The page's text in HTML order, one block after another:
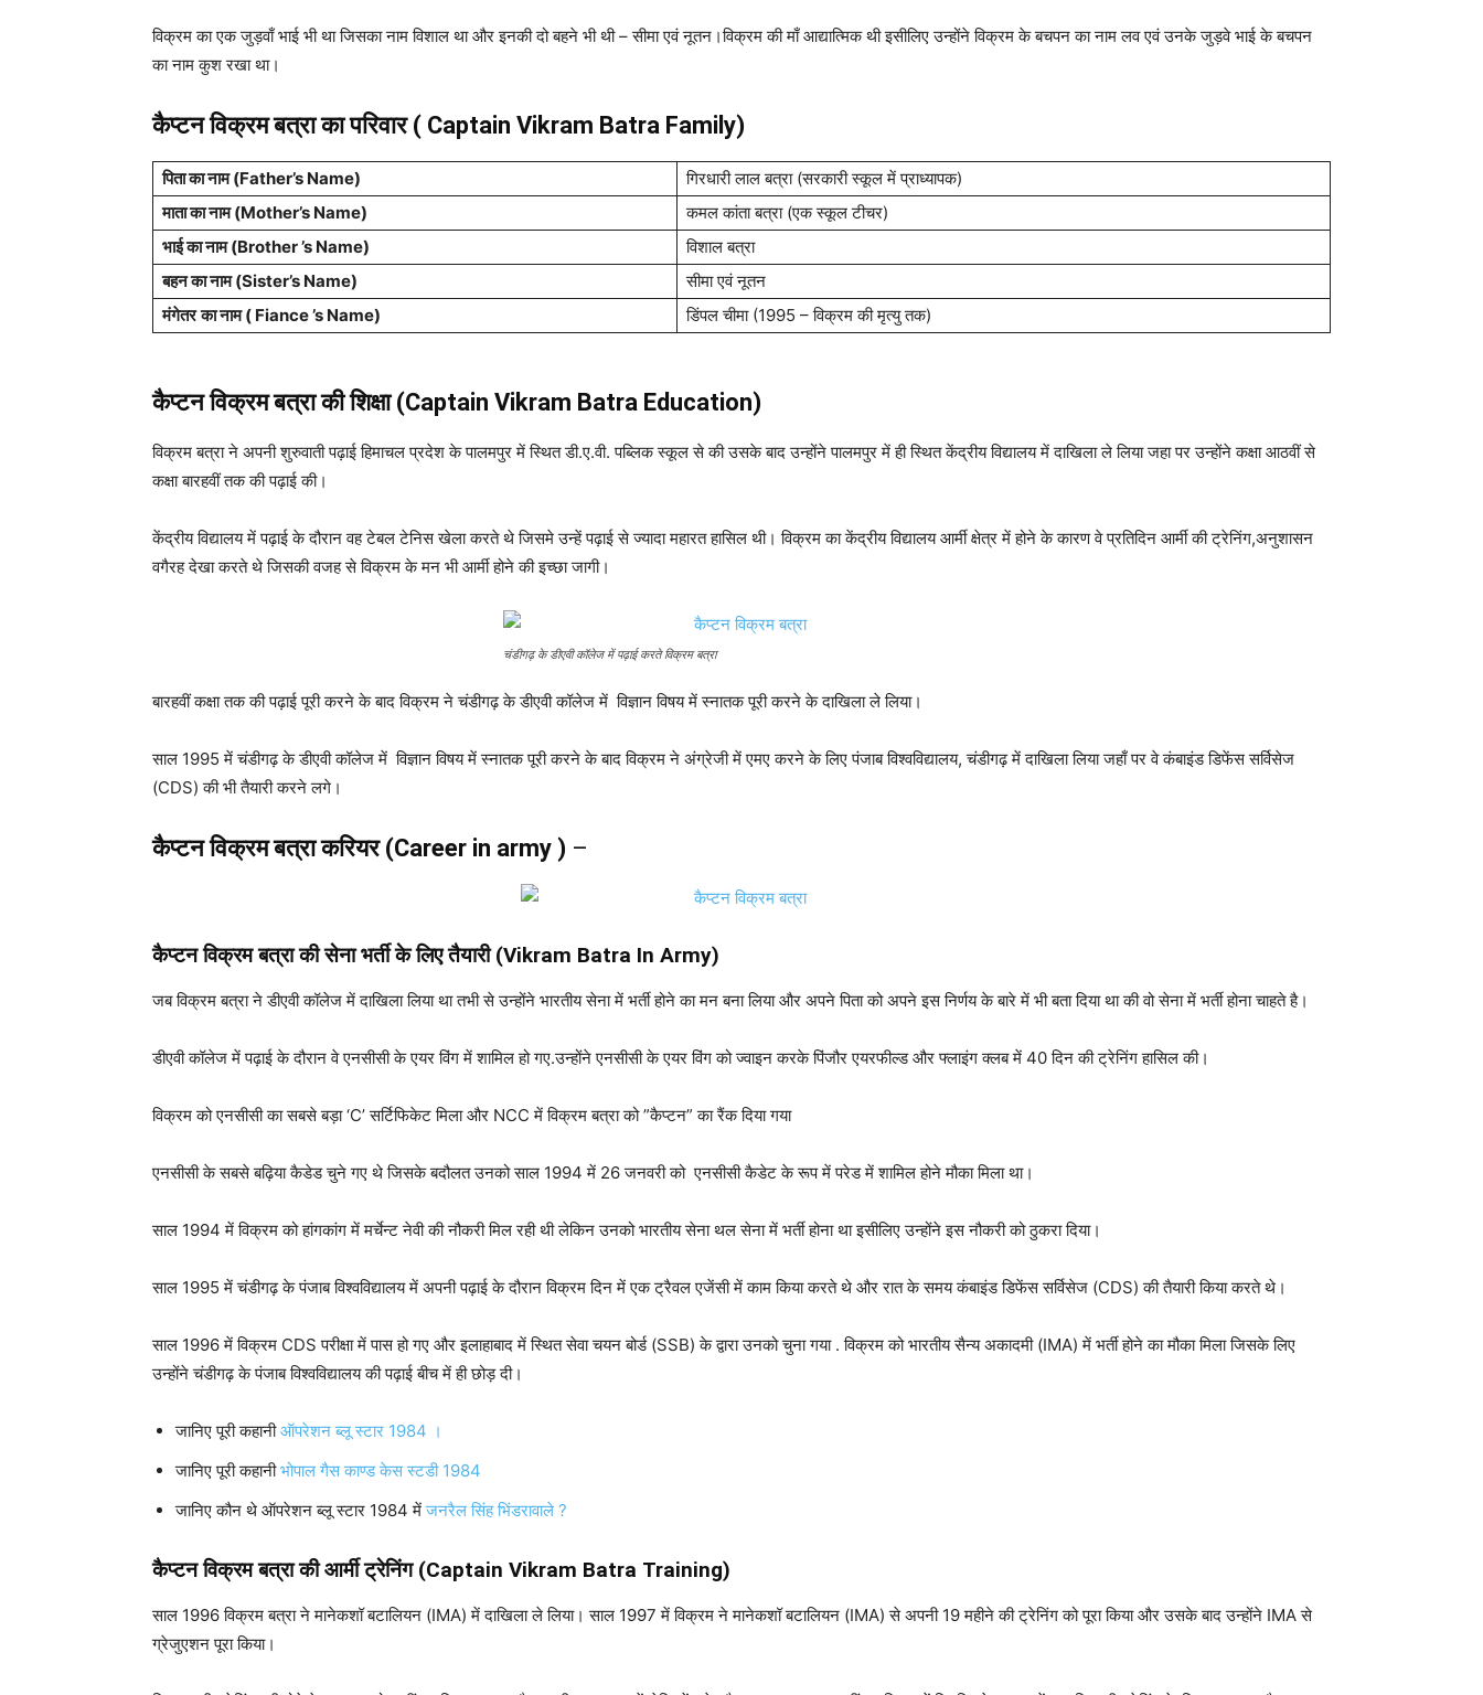
विक्रम का एक जुड़वाँ भाई भी था जिसका नाम विशाल था और इनकी दो बहने भी थी – सीमा एवं नूतन।विक्रम की माँ आद्यात्मिक थी इसीलिए उन्होंने विक्रम के बचपन का नाम लव एवं उनके जुड़वे भाई के बचपन
का नाम कुश रखा था।
कैप्टन विक्रम बत्रा का परिवार ( Captain Vikram Batra Family)
पिता का नाम (Father’s Name)
गिरधारी लाल बत्रा (सरकारी स्कूल में प्राध्यापक)
माता का नाम (Mother’s Name)
कमल कांता बत्रा (एक स्कूल टीचर)
भाई का नाम (Brother ’s Name)
विशाल बत्रा
बहन का नाम (Sister’s Name)
सीमा एवं नूतन
मंगेतर का नाम ( Fiance’s Name) डिंपल चीमा (1995 – विक्रम की मृत्यु तक)
कैप्टन विक्रम बत्रा की शिक्षा (Captain Vikram Batra Education)
विक्रम बत्रा ने अपनी शुरुवाती पढ़ाई हिमाचल प्रदेश के पालमपुर में स्थित डी.ए.वी. पब्लिक स्कूल से की उसके बाद उन्होंने पालमपुर में ही स्थित केंद्रीय विद्यालय में दाखिला ले लिया जहा पर उन्होंने कक्षा आठवीं से
कक्षा बारहवीं तक की पढ़ाई की।
केंद्रीय विद्यालय में पढ़ाई के दौरान वह टेबल टेनिस खेला करते थे जिसमे उन्हें पढ़ाई से ज्यादा महारत हासिल थी। विक्रम का केंद्रीय विद्यालय आर्मी क्षेत्र में होने के कारण वे प्रतिदिन आर्मी की ट्रेनिंग,अनुशासन
वगैरह देखा करते थे जिसकी वजह से विक्रम के मन भी आर्मी होने की इच्छा जागी।
चंडीगढ़ के डीएवी कॉलेज में पढ़ाई करते विक्रम बत्रा
बारहवीं कक्षा तक की पढ़ाई पूरी करने के बाद विक्रम ने चंडीगढ़ के डीएवी कॉलेज में विज्ञान विषय में स्नातक पूरी करने के दाखिला ले लिया।
साल 1995 में चंडीगढ़ के डीएवी कॉलेज में विज्ञान विषय में स्नातक पूरी करने के बाद विक्रम ने अंग्रेजी में एमए करने के लिए पंजाब विश्वविद्यालय, चंडीगढ़ में दाखिला लिया जहाँ पर वे कंबाइंड डिफेंस सर्विसेज
(CDS) की भी तैयारी करने लगे।
कैप्टन विक्रम बत्रा करियर (Career in army ) –
कैप्टन विक्रम बत्रा की सेना भर्ती के लिए तैयारी (Vikram Batra In Army)
जब विक्रम बत्रा ने डीएवी कॉलेज में दाखिला लिया था तभी से उन्होंने भारतीय सेना में भर्ती होने का मन बना लिया और अपने पिता को अपने इस निर्णय के बारे में भी बता दिया था की वो सेना में भर्ती होना चाहते है।
डीएवी कॉलेज में पढ़ाई के दौरान वे एनसीसी के एयर विंग में शामिल हो गए.उन्होंने एनसीसी के एयर विंग को ज्वाइन करके पिंजौर एयरफील्ड और फ्लाइंग क्लब में 40 दिन की ट्रेनिंग हासिल की।
विक्रम को एनसीसी का सबसे बड़ा ‘C’ सर्टिफिकेट मिला और NCC में विक्रम बत्रा को ”कैप्टन” का रैंक दिया गया
एनसीसी के सबसे बढ़िया कैडेड चुने गए थे जिसके बदौलत उनको साल 1994 में 26 जनवरी को एनसीसी कैडेट के रूप में परेड में शामिल होने मौका मिला था।
साल 1994 में विक्रम को हांगकांग में मर्चेन्ट नेवी की नौकरी मिल रही थी लेकिन उनको भारतीय सेना थल सेना में भर्ती होना था इसीलिए उन्होंने इस नौकरी को ठुकरा दिया।
साल 1995 में चंडीगढ़ के पंजाब विश्वविद्यालय में अपनी पढ़ाई के दौरान विक्रम दिन में एक ट्रैवल एजेंसी में काम किया करते थे और रात के समय कंबाइंड डिफेंस सर्विसेज (CDS) की तैयारी किया करते थे।
साल 1996 में विक्रम CDS परीक्षा में पास हो गए और इलाहाबाद में स्थित सेवा चयन बोर्ड (SSB) के द्वारा उनको चुना गया . विक्रम को भारतीय सैन्य अकादमी (IMA) में भर्ती होने का मौका मिला जिसके लिए
उन्होंने चंडीगढ़ के पंजाब विश्वविद्यालय की पढ़ाई बीच में ही छोड़ दी।
जानिए पूरी कहानीऑपरेशन ब्लू स्टार 1984 ।
जानिए पूरी कहानीभोपाल गैस काण्ड केस स्टडी 1984
जानिए कौन थे ऑपरेशन ब्लू स्टार 1984 मेंजनरैल सिंह भिंडरावाले ?
कैप्टन विक्रम बत्रा की आर्मी ट्रेनिंग (Captain Vikram Batra Training)
साल 1996 विक्रम बत्रा ने मानेकशॉ बटालियन (IMA) में दाखिला ले लिया। साल 1997 में विक्रम ने मानेकशॉ बटालियन (IMA) से अपनी 19 महीने की ट्रेनिंग को पूरा किया और उसके बाद उन्होंने IMA से
ग्रेजुएशन पूरा किया।